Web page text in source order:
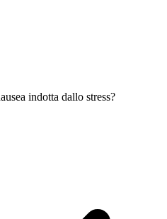
indotta dallo stress?